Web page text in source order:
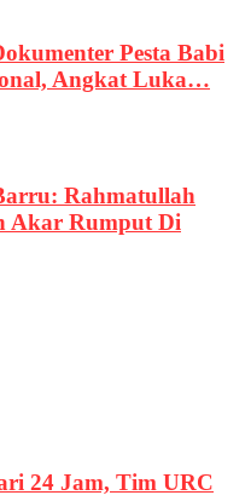
Pesta Babi
Angkat Luka…
Rahmatullah
Akar Rumput Di
24 Jam, Tim URC